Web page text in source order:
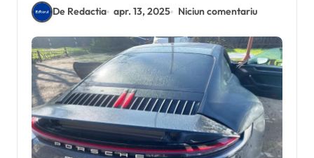
De Redactia apr. 13, 2025 Niciun comentariu